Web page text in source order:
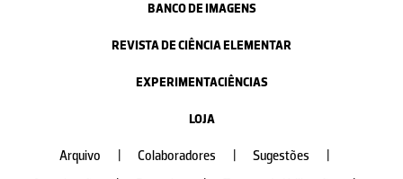
BANCO DE IMAGENS
REVISTA DE CIÊNCIA ELEMENTAR
EXPERIMENTACIÊNCIAS
LOJA
Arquivo Colaboradores Sugestões